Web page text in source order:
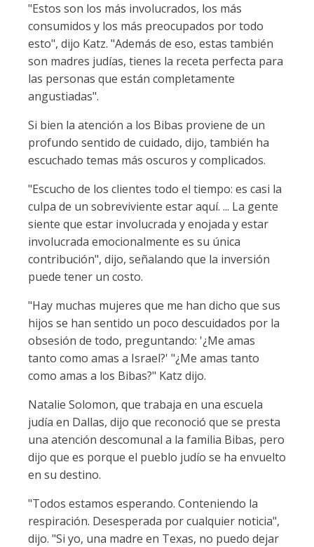
"Estos son los más involucrados, los más
consumidos y los más preocupados por todo
esto", dijo Katz. "Además de eso, estas también
son madres judías, tienes la receta perfecta para
las personas que están completamente
angustiadas".
Si bien la atención a los Bibas proviene de un
profundo sentido de cuidado, dijo, también ha
escuchado temas más oscuros y complicados.
"Escucho de los clientes todo el tiempo: es casi la
culpa de un sobreviviente estar aquí. ... La gente
siente que estar involucrada y enojada y estar
involucrada emocionalmente es su única
contribución", dijo, señalando que la inversión
puede tener un costo.
"Hay muchas mujeres que me han dicho que sus
hijos se han sentido un poco descuidados por la
obsesión de todo, preguntando: '¿Me amas
tanto como amas a Israel?' "¿Me amas tanto
como amas a los Bibas?" Katz dijo.
Natalie Solomon, que trabaja en una escuela
judía en Dallas, dijo que reconoció que se presta
una atención descomunal a la familia Bibas, pero
dijo que es porque el pueblo judío se ha envuelto
en su destino.
"Todos estamos esperando. Conteniendo la
respiración. Desesperada por cualquier noticia",
dijo. "Si yo, una madre en Texas, no puedo dejar